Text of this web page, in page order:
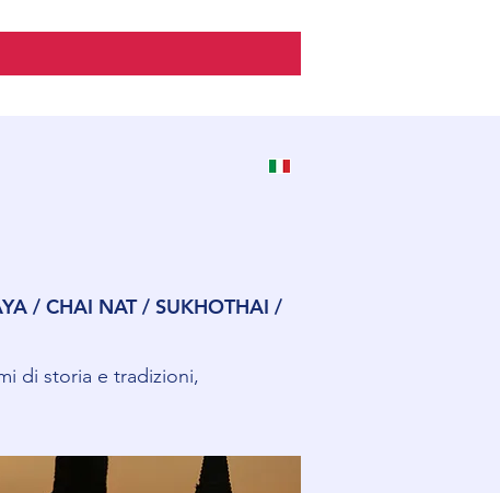
/ CHAI NAT / SUKHOTHAI /
di storia e tradizioni,